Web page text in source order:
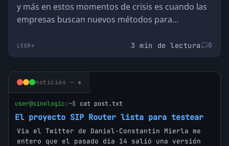
y más en estos momentos de crisis es cuando las
empresas buscan nuevos métodos para…
LEER 3 min de lectura 0
noticias — ◈
user@sinologic:~$ cat post.txt
El proyecto SIP Router lista para testear
Vía el Twitter de Daniel-Constantin Mierla me
entero que el pasado día 14 salió una versión